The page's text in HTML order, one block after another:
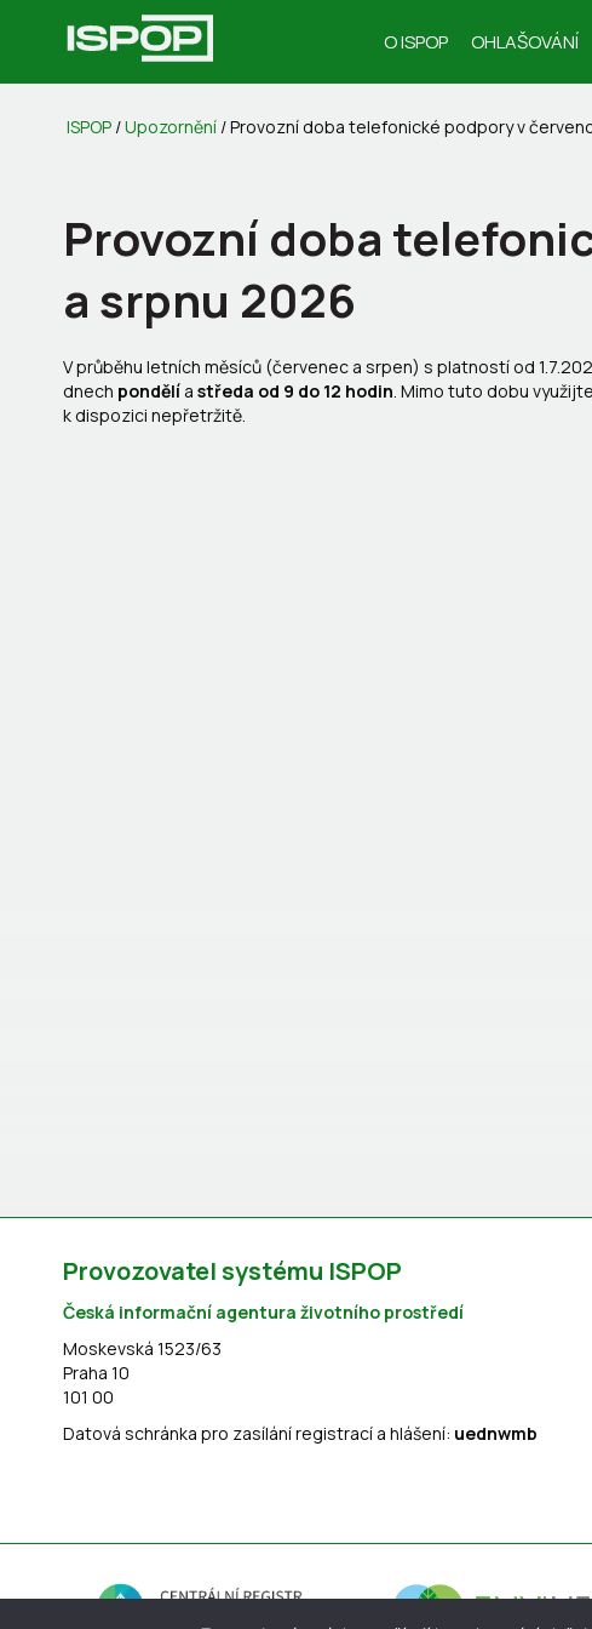
O ISPOP OHLAŠOVÁNÍ
ISPOP /Upozornění /Provozní doba telefonické podpory v
Provozní doba
a srpnu 2026
V průběhu letních měsíců (červenec a srpen) s platností od
dnech pondělí a středa od 9 do 12 hodin. Mimo tuto dobu
k dispozici nepřetržitě.
Provozovatel systému ISPOP
Česká informační agentura životního prostředí
Moskevská 1523/63
Praha 10
101 00
Datová schránka pro zasílání registrací a hlášení: uednwmb